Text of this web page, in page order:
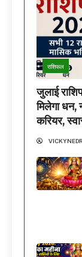
राशिफल
जुलाई
मिलेगा धन,
करियर,